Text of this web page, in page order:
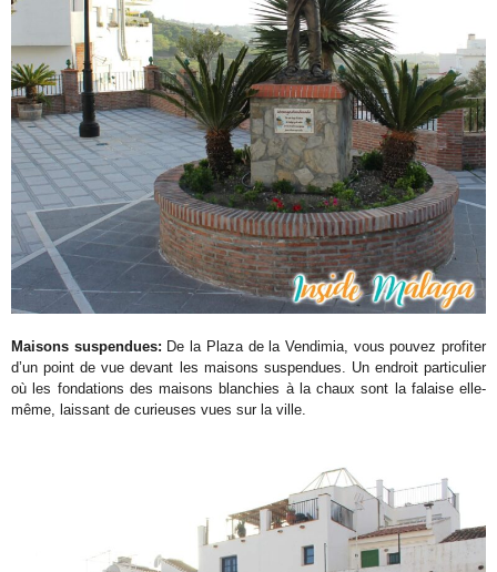
Maisons suspendues: De la Plaza de la Vendimia, vous pouvez profiter
d’un point de vue devant les maisons suspendues. Un endroit particulier
où les fondations des maisons blanchies à la chaux sont la falaise elle-
même, laissant de curieuses vues sur la ville.